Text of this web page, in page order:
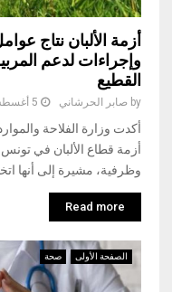
أزمة الألبان نتاج
وإجراءات لدعم
القطيع
by صابر الحرشاني 5 أغسطس، 2026
أكدت وزارة الفلاحة
أزمة قطاع الألبان في
وظرفية، مشيرة إلى أنها اتخذت
Read more
الصفحة الأولى صحة